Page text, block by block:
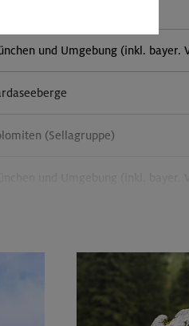
und Umgebung (inkl. bayer.
(Sellagruppe)